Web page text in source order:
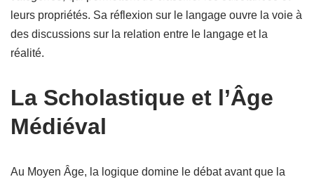
leurs propriétés. Sa réflexion sur le langage ouvre la voie à
des discussions sur la relation entre le langage et la
réalité.
La Scholastique et l’Âge
Médiéval
Au Moyen Âge, la logique domine le débat avant que la